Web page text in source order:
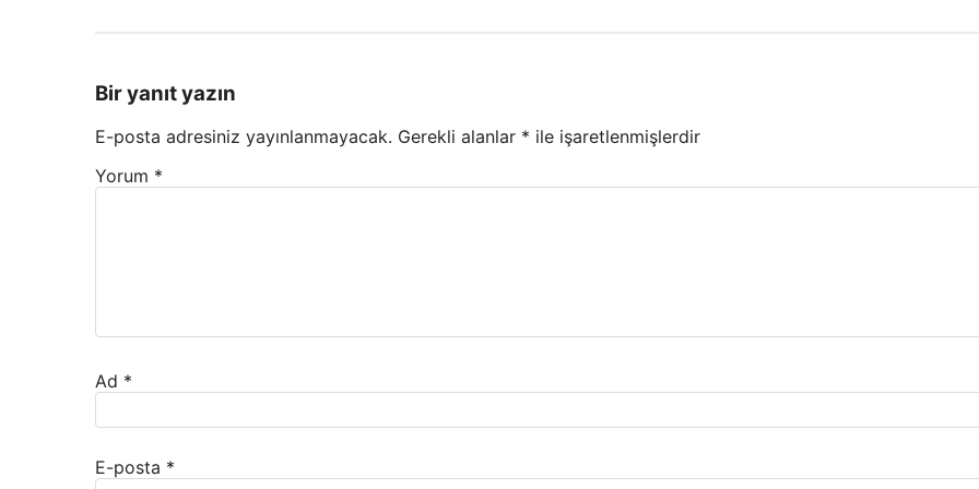
Bir yanıt yazın
E-posta adresiniz yayınlanmayacak. Gerekli alanlar * ile işaretlenmişlerdir
Yorum *
Ad *
E-posta *